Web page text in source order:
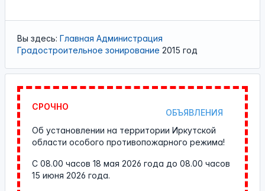
Вы здесь: Главная Администрация
Градостроительное зонирование 2015 год
СРОЧНО
ОБЪЯВЛЕНИЯ
Об установлении на территории Иркутской
области особого противопожарного режима!
С 08.00 часов 18 мая 2026 года до 08.00 часов
15 июня 2026 года.